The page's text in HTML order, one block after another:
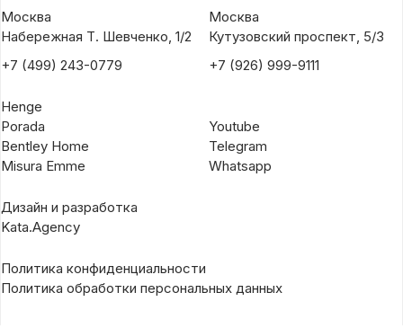
Москва
Набережная Т. Шевченко, 1/2
+7 (499) 243-0779
Москва
Кутузовский проспект, 5/3
+7 (926) 999-9111
Henge
Porada
Bentley Home
Misura Emme
Youtube
Telegram
Whatsapp
Дизайн и разработка
Kata.Agency
Политика конфиденциальности
Политика обработки персональных данных